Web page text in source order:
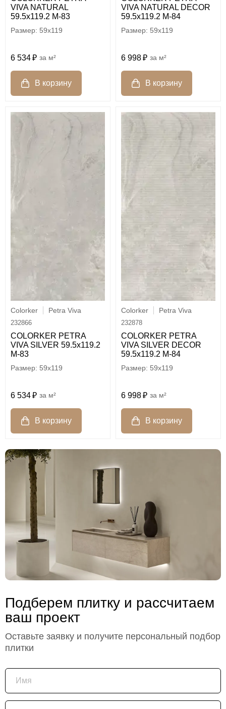
VIVA NATURAL
59.5х119.2 M-83
59x119
6 534 м²
VIVA NATURAL DECOR
59.5х119.2 M-84
59x119
6 998 м²
Colorker Petra Viva
232866
COLORKER PETRA
VIVA SILVER 59.5х119.2
M-83
59x119
6 534 м²
Colorker Petra Viva
232878
COLORKER PETRA
VIVA SILVER DECOR
59.5х119.2 M-84
59x119
6 998 м²
Подберем плитку и рассчитаем
ваш проект
Оставьте заявку и получите персональный подбор
плитки
Имя
Телефон